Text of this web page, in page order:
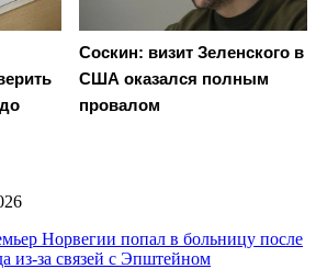
Соскин: визит Зеленского в
США оказался полным
провалом
Норвегии попал в больницу после
из-за связей с Эпштейном